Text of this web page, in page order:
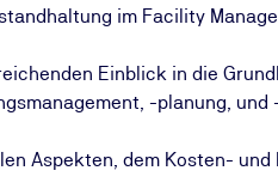
im Facility
Einblick in die
-planung,
Aspekten, dem Kosten-